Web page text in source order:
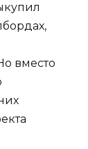
вместо